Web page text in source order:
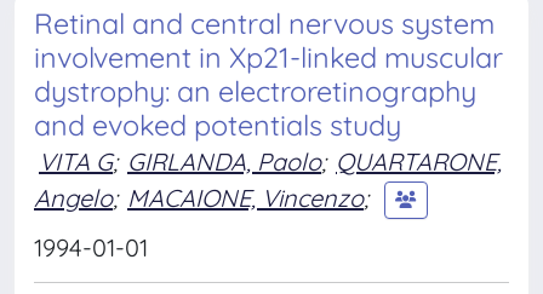
Retinal and central nervous system
involvement in Xp21-linked muscular
dystrophy: an electroretinography
and evoked potentials study
VITA G; GIRLANDA, Paolo; QUARTARONE,
Angelo; MACAIONE, Vincenzo;
1994-01-01